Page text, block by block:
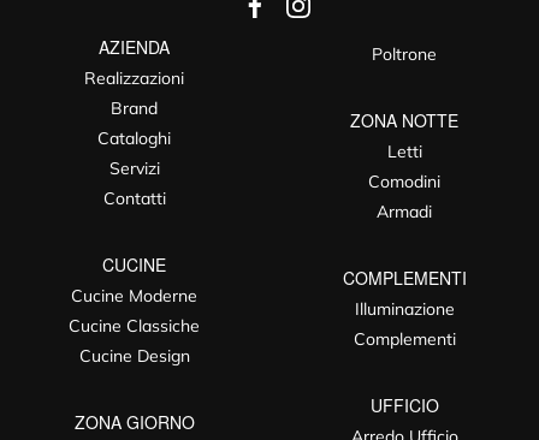
AZIENDA
Realizzazioni
Brand
Cataloghi
Servizi
Contatti
CUCINE
Cucine Moderne
Cucine Classiche
Cucine Design
ZONA GIORNO
Poltrone
ZONA NOTTE
Letti
Comodini
Armadi
COMPLEMENTI
Illuminazione
Complementi
UFFICIO